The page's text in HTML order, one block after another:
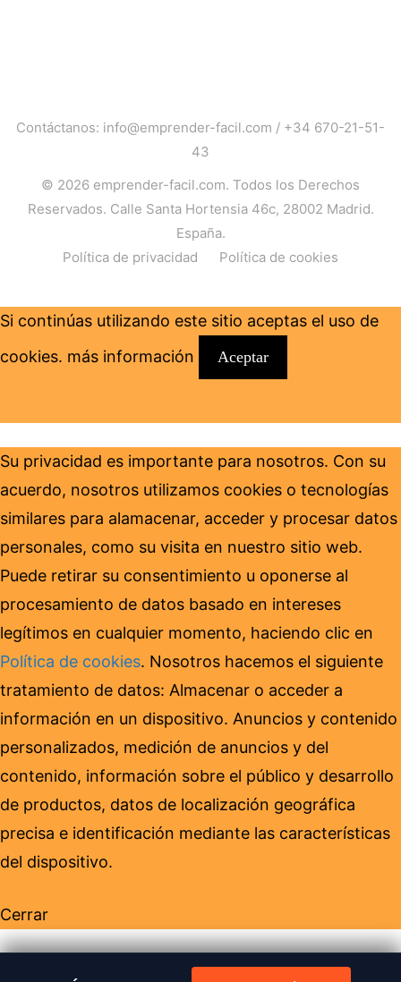
Contáctanos: info@emprender-facil.com / +34 670-21-51-
43
© 2026 emprender-facil.com. Todos los Derechos
Reservados. Calle Santa Hortensia 46c, 28002 Madrid.
España.
Política de privacidad
Política de cookies
Si continúas utilizando este sitio aceptas el uso de
cookies. más información Aceptar
Su privacidad es importante para nosotros. Con su
acuerdo, nosotros utilizamos cookies o tecnologías
similares para alamacenar, acceder y procesar datos
personales, como su visita en nuestro sitio web.
Puede retirar su consentimiento u oponerse al
procesamiento de datos basado en intereses
legítimos en cualquier momento, haciendo clic en
Política de cookies. Nosotros hacemos el siguiente
tratamiento de datos: Almacenar o acceder a
información en un dispositivo. Anuncios y contenido
personalizados, medición de anuncios y del
contenido, información sobre el público y desarrollo
de productos, datos de localización geográfica
precisa e identificación mediante las características
del dispositivo.
Cerrar